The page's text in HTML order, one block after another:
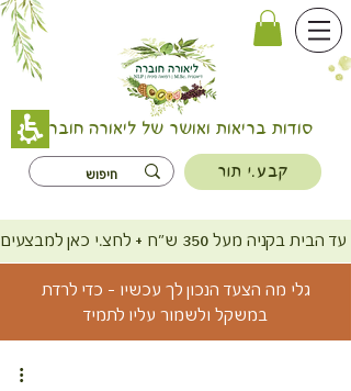
סודות בריאות ואושר של ליאורה חוברה
קבע.י תור
ש"ח + לחצ.י כאן למבצעים
גלי מה הצעד הנכון לך עכשיו - כדי לרדת
במשקל ולשמור עליו לתמיד